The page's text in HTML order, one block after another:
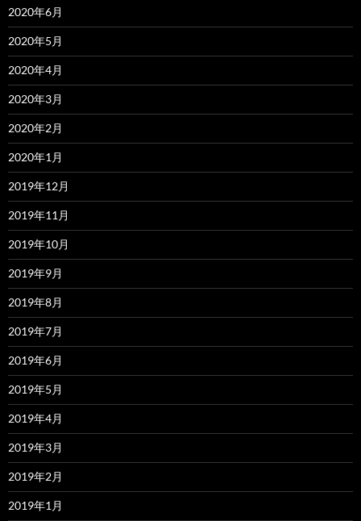
2020年6月
2020年5月
2020年4月
2020年3月
2020年2月
2020年1月
2019年12月
2019年11月
2019年10月
2019年9月
2019年8月
2019年7月
2019年6月
2019年5月
2019年4月
2019年3月
2019年2月
2019年1月